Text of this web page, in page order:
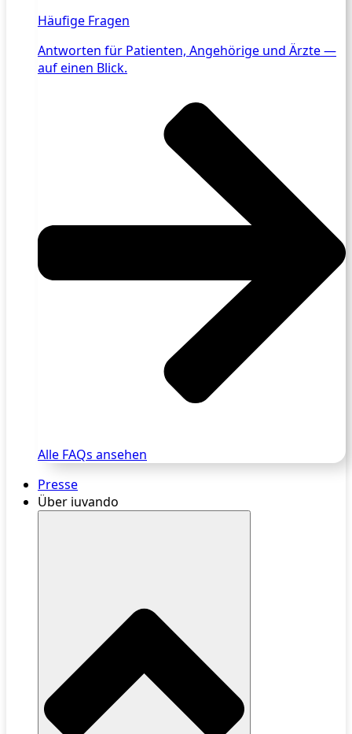
Häufige Fragen
Antworten für Patienten, Angehörige und Ärzte —
auf einen Blick.
Alle FAQs ansehen
Presse
Über iuvando